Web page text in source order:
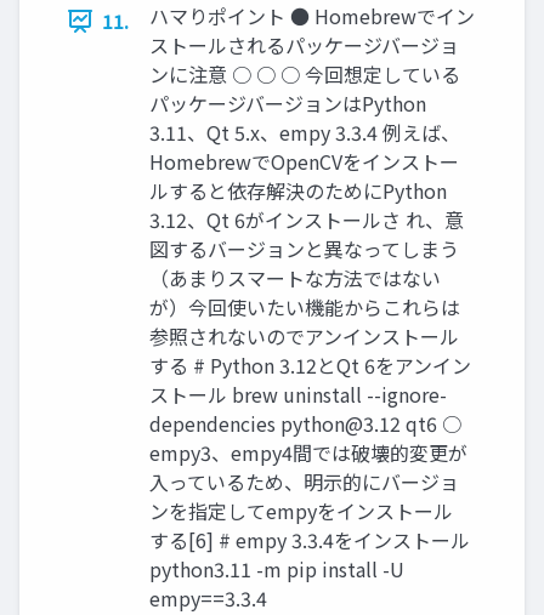
11.
ハマりポイント ● Homebrewでイン
ストールされるパッケージバージョ
ンに注意 ○ ○ ○ 今回想定している
パッケージバージョンはPython
3.11、Qt 5.x、empy 3.3.4 例えば、
HomebrewでOpenCVをインストー
ルすると依存解決のためにPython
3.12、Qt 6がインストールさ れ、意
図するバージョンと異なってしまう
（あまりスマートな方法ではない
が）今回使いたい機能からこれらは
参照されないのでアンインストール
する # Python 3.12とQt 6をアンイン
ストール brew uninstall --ignore-
dependencies python@3.12 qt6 ○
empy3、empy4間では破壊的変更が
入っているため、明示的にバージョ
ンを指定してempyをインストール
する[6] # empy 3.3.4をインストール
python3.11 -m pip install -U
empy==3.3.4